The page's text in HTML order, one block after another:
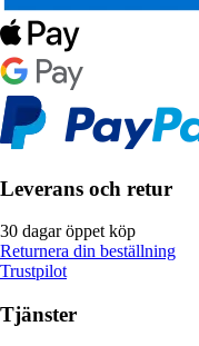
Leverans och retur
30 dagar öppet köp
Returnera din beställning
Trustpilot
Tjänster